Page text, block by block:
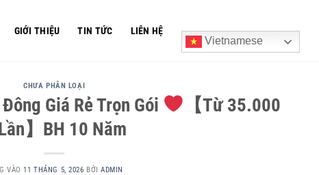
GIỚI THIỆU TIN TỨC
LIÊN HỆ
Vietnamese
CHƯA PHÂN LOẠI
Giá Rẻ Trọn Gói
【Từ 35.000
】BH 10 Năm
VÀO11 THÁNG 5, 2026 BỞIADMIN